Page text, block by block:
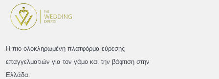
Η πιο ολοκληρωμένη πλατφόρμα εύρεσης
επαγγελματιών για τον γάμο και την βάφτιση στην
Ελλάδα.